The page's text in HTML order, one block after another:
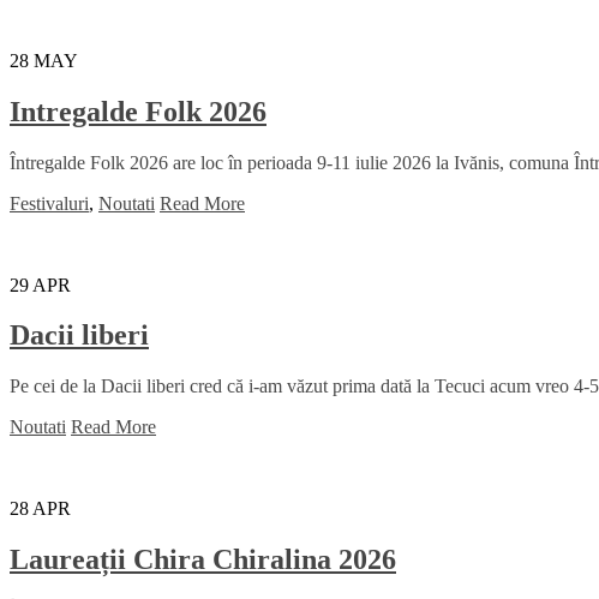
28 MAY
Intregalde Folk 2026
Întregalde Folk 2026 are loc în perioada 9-11 iulie 2026 la Ivănis, comuna
Festivaluri, Noutati Read More
29 APR
Dacii liberi
Pe cei de la Dacii liberi cred că i-am văzut prima dată la Tecuci acum vreo
Noutati Read More
28 APR
Laureații Chira Chiralina 2026